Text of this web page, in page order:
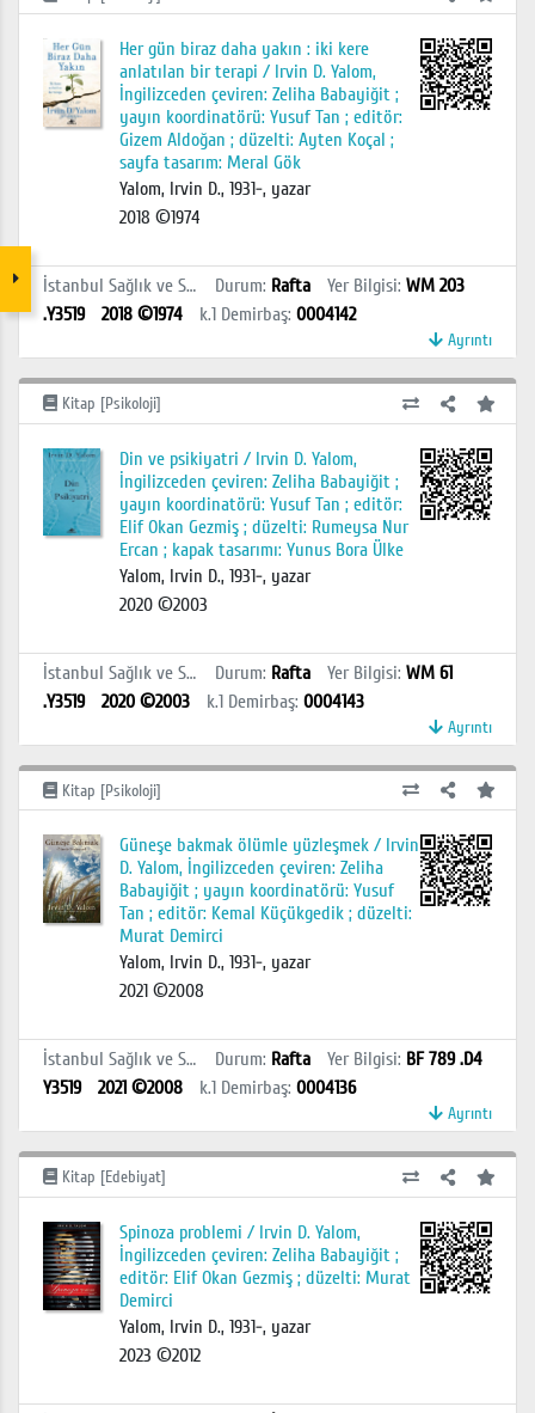
Her gün biraz daha yakın : iki kere
anlatılan bir terapi / Irvin D. Yalom,
İngilizceden çeviren: Zeliha Babayiğit ;
yayın koordinatörü: Yusuf Tan ; editör:
Gizem Aldoğan ; düzelti: Ayten Koçal ;
sayfa tasarım: Meral Gök
Yalom, Irvin D., 1931-, yazar
2018 ©1974
İstanbul Sağlık ve Sosyal Bilimler MYO Kütüphanesi Durum: Rafta Yer Bilgisi: WM 203
.Y3519
2018 ©1974 k.1 Demirbaş: 0004142
Ayrıntı
Kitap [Psikoloji]
Din ve psikiyatri / Irvin D. Yalom,
İngilizceden çeviren: Zeliha Babayiğit ;
yayın koordinatörü: Yusuf Tan ; editör:
Elif Okan Gezmiş ; düzelti: Rumeysa Nur
Ercan ; kapak tasarımı: Yunus Bora Ülke
Yalom, Irvin D., 1931-, yazar
2020 ©2003
İstanbul Sağlık ve Sosyal Bilimler MYO Kütüphanesi Durum: Rafta Yer Bilgisi: WM 61
.Y3519
2020 ©2003 k.1 Demirbaş: 0004143
Ayrıntı
Kitap [Psikoloji]
Güneşe bakmak ölümle yüzleşmek / Irvin
D. Yalom, İngilizceden çeviren: Zeliha
Babayiğit ; yayın koordinatörü: Yusuf
Tan ; editör: Kemal Küçükgedik ; düzelti:
Murat Demirci
Yalom, Irvin D., 1931-, yazar
2021 ©2008
İstanbul Sağlık ve Sosyal Bilimler MYO Kütüphanesi Durum: Rafta Yer Bilgisi: BF 789 .D4
Y3519
2021 ©2008 k.1 Demirbaş: 0004136
Ayrıntı
Kitap [Edebiyat]
Spinoza problemi / Irvin D. Yalom,
İngilizceden çeviren: Zeliha Babayiğit ;
editör: Elif Okan Gezmiş ; düzelti: Murat
Demirci
Yalom, Irvin D., 1931-, yazar
2023 ©2012